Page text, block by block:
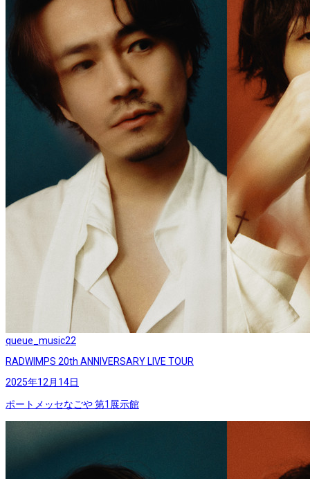
queue_music22
RADWIMPS 20th ANNIVERSARY LIVE TOUR
2025年12月14日
ポートメッセなごや 第1展示館